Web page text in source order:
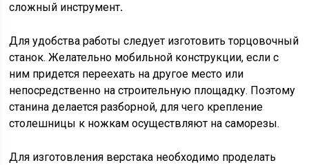
сложный инструмент.
Для удобства работы следует изготовить торцовочный
станок. Желательно мобильной конструкции, если с
ним придется переехать на другое место или
непосредственно на строительную площадку. Поэтому
станина делается разборной, для чего крепление
столешницы к ножкам осуществляют на саморезы.
Для изготовления верстака необходимо проделать